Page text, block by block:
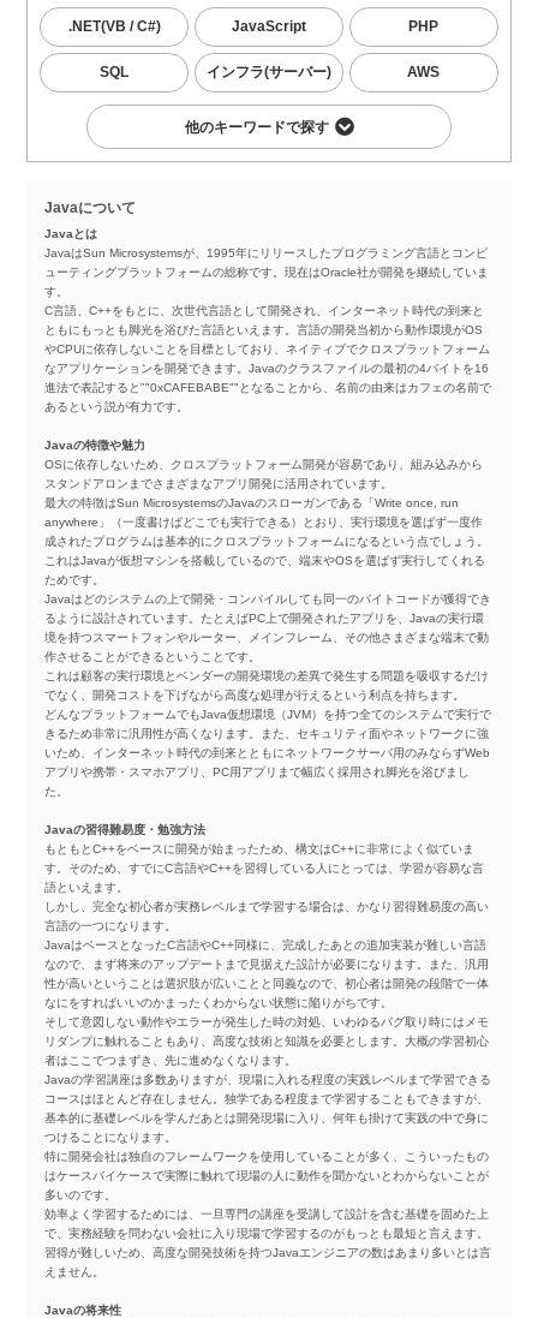
.NET(VB / C#) JavaScript PHP
SQL インフラ(サーバー) AWS
他のキーワードで探す
Javaについて
Javaとは
JavaはSun Microsystemsが、1995年にリリースしたプログラミング言語とコンピ
ューティングプラットフォームの総称です。現在はOracle社が開発を継続していま
す。
C言語、C++をもとに、次世代言語として開発され、インターネット時代の到来と
ともにもっとも脚光を浴びた言語といえます。言語の開発当初から動作環境がOS
やCPUに依存しないことを目標としており、ネイティブでクロスプラットフォーム
なアプリケーションを開発できます。Javaのクラスファイルの最初の4バイトを16
進法で表記すると""0xCAFEBABE""となることから、名前の由来はカフェの名前で
あるという説が有力です。
Javaの特徴や魅力
OSに依存しないため、クロスプラットフォーム開発が容易であり、組み込みから
スタンドアロンまでさまざまなアプリ開発に活用されています。
最大の特徴はSun MicrosystemsのJavaのスローガンである「Write once, run
anywhere」（一度書けばどこでも実行できる）とおり、実行環境を選ばず一度作
成されたプログラムは基本的にクロスプラットフォームになるという点でしょう。
これはJavaが仮想マシンを搭載しているので、端末やOSを選ばず実行してくれる
ためです。
Javaはどのシステムの上で開発・コンパイルしても同一のバイトコードが獲得でき
るように設計されています。たとえばPC上で開発されたアプリを、Javaの実行環
境を持つスマートフォンやルーター、メインフレーム、その他さまざまな端末で動
作させることができるということです。
これは顧客の実行環境とベンダーの開発環境の差異で発生する問題を吸収するだけ
でなく、開発コストを下げながら高度な処理が行えるという利点を持ちます。
どんなプラットフォームでもJava仮想環境（JVM）を持つ全てのシステムで実行で
きるため非常に汎用性が高くなります。また、セキュリティ面やネットワークに強
いため、インターネット時代の到来とともにネットワークサーバ用のみならずWeb
アプリや携帯・スマホアプリ、PC用アプリまで幅広く採用され脚光を浴びまし
た。
Javaの習得難易度・勉強方法
もともとC++をベースに開発が始まったため、構文はC++に非常によく似ていま
す。そのため、すでにC言語やC++を習得している人にとっては、学習が容易な言
語といえます。
しかし、完全な初心者が実務レベルまで学習する場合は、かなり習得難易度の高い
言語の一つになります。
JavaはベースとなったC言語やC++同様に、完成したあとの追加実装が難しい言語
なので、まず将来のアップデートまで見据えた設計が必要になります。また、汎用
性が高いということは選択肢が広いことと同義なので、初心者は開発の段階で一体
なにをすればいいのかまったくわからない状態に陥りがちです。
そして意図しない動作やエラーが発生した時の対処、いわゆるバグ取り時にはメモ
リダンプに触れることもあり、高度な技術と知識を必要とします。大概の学習初心
者はここでつまずき、先に進めなくなります。
Javaの学習講座は多数ありますが、現場に入れる程度の実践レベルまで学習できる
コースはほとんど存在しません。独学である程度まで学習することもできますが、
基本的に基礎レベルを学んだあとは開発現場に入り、何年も掛けて実践の中で身に
つけることになります。
特に開発会社は独自のフレームワークを使用していることが多く、こういったもの
はケースバイケースで実際に触れて現場の人に動作を聞かないとわからないことが
多いのです。
効率よく学習するためには、一旦専門の講座を受講して設計を含む基礎を固めた上
で、実務経験を問わない会社に入り現場で学習するのがもっとも最短と言えます。
習得が難しいため、高度な開発技術を持つJavaエンジニアの数はあまり多いとは言
えません。
Javaの将来性